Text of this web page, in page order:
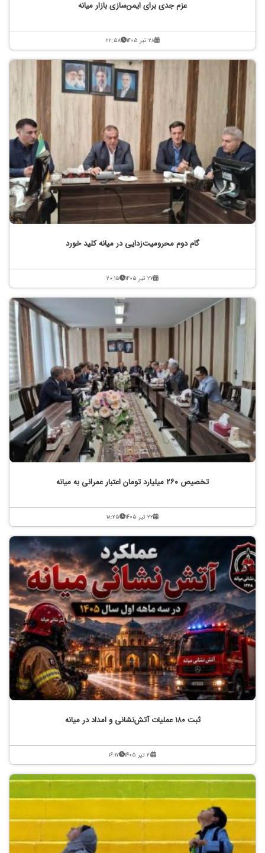
عزم جدی برای ایمن‌سازی بازار میانه
۲۸ تیر ۱۴۰۵ ۲۲:۵۸
گام دوم محرومیت‌زدایی در میانه کلید خورد
۲۷ تیر ۱۴۰۵ ۲۰:۱۵
تخصیص ۲۶۰ میلیارد تومان اعتبار عمرانی به میانه
۲۲ تیر ۱۴۰۵ ۱۸:۲۵
ثبت ۱۸۰ عملیات آتش‌نشانی و امداد در میانه
۲۱ تیر ۱۴۰۵ ۱۶:۱۷